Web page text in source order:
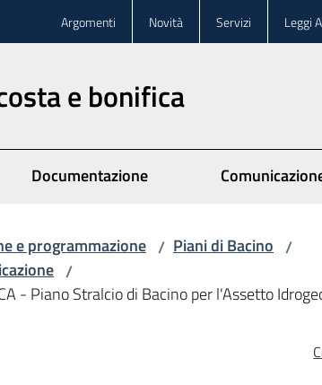
Argomenti Novità Servizi Leggi
e bonifica
Documentazione
e programmazione / Piani di Bacino /
/
- Piano Stralcio di Bacino per l'Assetto